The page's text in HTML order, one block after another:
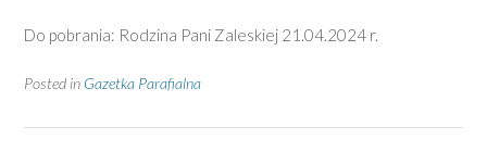
Do pobrania: Rodzina Pani Zaleskiej 21.04.2024 r.
Posted in Gazetka Parafialna